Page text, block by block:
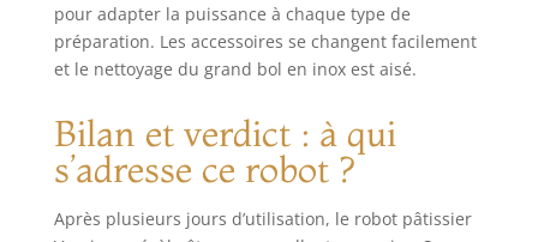
pour adapter la puissance à chaque type de
préparation. Les accessoires se changent facilement
et le nettoyage du grand bol en inox est aisé.
Bilan et verdict : à qui
s’adresse ce robot ?
Après plusieurs jours d’utilisation, le robot pâtissier